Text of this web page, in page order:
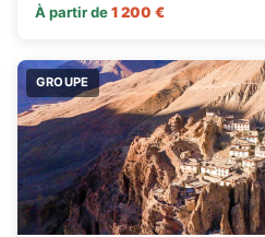
Mozambique
Namibie
Nepal
Norvège
Nouvelle-Zélande
Ouganda
Portugal
À partir de1 200 €
GROUPE